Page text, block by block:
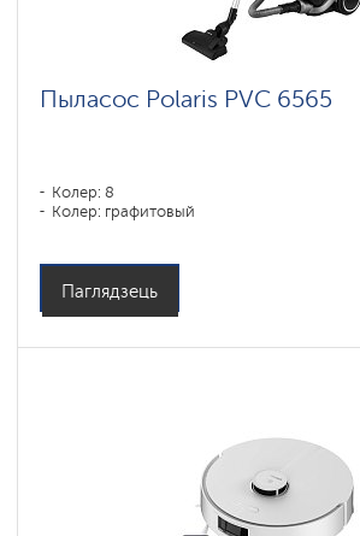
Пыласос Polaris PVC 6565
Колер: 8
Колер: графитовый
Паглядзець